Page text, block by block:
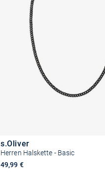
s.Oliver
Herren Halskette - Basic
49,99 €